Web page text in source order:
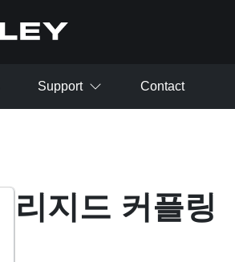
Support Contact
리지드 커플링